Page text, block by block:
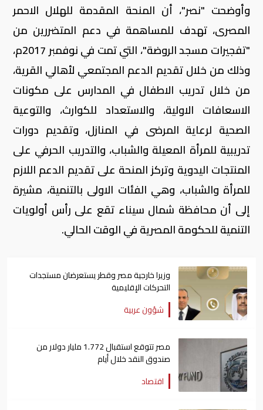
وأوضحت "نصر"، أن المنحة المقدمة للهلال الاحمر
المصرى، تهدف للمساهمة في دعم المتضررين من
"تفجيرات مسجد الروضة"، التي تمت في نوفمبر 2017م،
وذلك من خلال تقديم الدعم المجتمعي لأهالي القرية،
من خلال تدريب الاطفال في المدارس على مكونات
الاسعافات الاولية، والاستعداد للكوارث، والتوعية
الصحية لرعاية المرضى في المنازل، وتقديم دورات
تدريبية للمرأة المعيلة والشباب، والتدريب الحرفي على
المنتجات اليدوية وتركز المنحة على تقديم الدعم اللازم
للمرأة والشباب، وهي الفئات الاولى بالتنمية، مشيرة
إلى أن محافظة شمال سيناء تقع على رأس أولويات
التنمية للحكومة المصرية في الوقت الحالي.
وزيرا خارجية مصر وقطر يستعرضان مستجدات
التحركات الإقليمية
شؤون عربية
مصر تتوقع استقبال 1.772 مليار دولار من
صندوق النقد خلال أيام
اقتصاد